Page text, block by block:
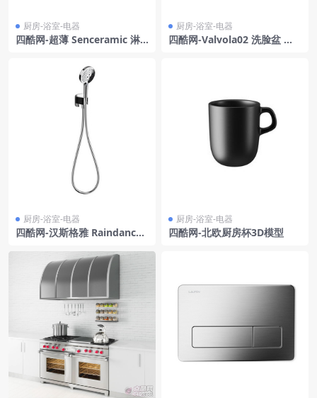
厨房-浴室-电器
四酷网-超薄 Senceramic 淋
厨房-浴室-电器
四酷网-Valvola02 洗脸盆 洗
厨房-浴室-电器
四酷网-汉斯格雅 Raindance
厨房-浴室-电器
四酷网-北欧厨房杯3D模型